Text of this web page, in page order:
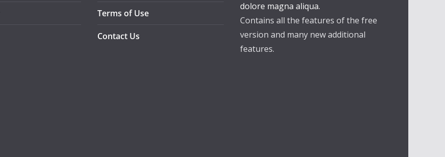
Terms of Use
Contact Us
dolore magna aliqua.
Contains all the features of the free
version and many new additional
features.